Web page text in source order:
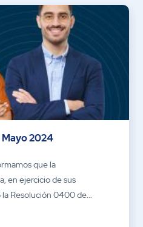
Mayo 2024
que la
en ejercicio de sus
Resolución 0400 de...